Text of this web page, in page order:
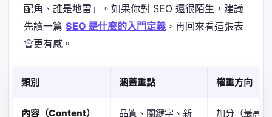
配角、誰是地雷」。如果你對 SEO 還很陌生，建議
先讀一篇 SEO 是什麼的入門定義 ，再回來看這張表
會更有感。
類別 涵蓋重點 權重方向
內容（Content）
品質、關鍵字、新
加分（最高